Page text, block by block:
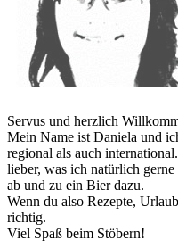
Servus und herzlich
Mein Name ist Daniela und
regional als auch
lieber, was ich natürlich
ab und zu ein Bier dazu.
Wenn du also Rezepte,
richtig.
Viel Spaß beim Stöbern!